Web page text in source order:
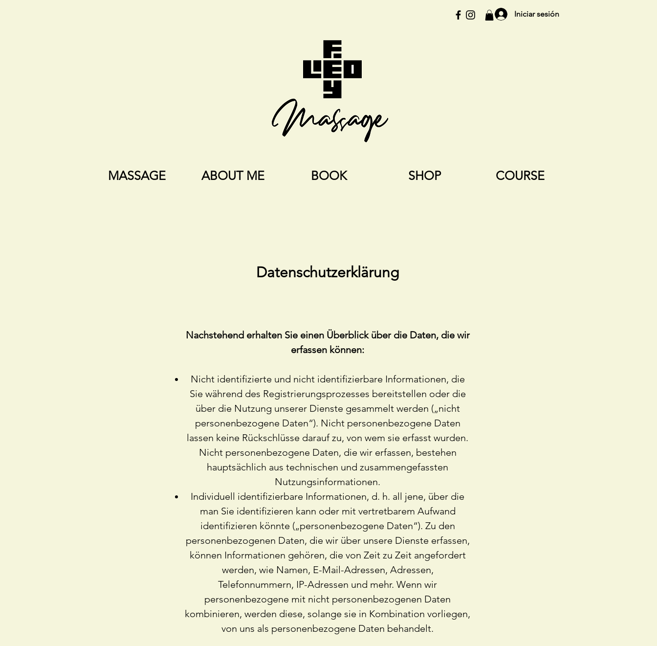
Iniciar sesión
MASSAGE ABOUT ME BOOK SHOP COURSE
Datenschutzerklärung
Nachstehend erhalten Sie einen Überblick über die Daten, die wir
erfassen können:
Nicht identifizierte und nicht identifizierbare Informationen, die
Sie während des Registrierungsprozesses bereitstellen oder die
über die Nutzung unserer Dienste gesammelt werden („nicht
personenbezogene Daten“). Nicht personenbezogene Daten
lassen keine Rückschlüsse darauf zu, von wem sie erfasst wurden.
Nicht personenbezogene Daten, die wir erfassen, bestehen
hauptsächlich aus technischen und zusammengefassten
Nutzungsinformationen.
Individuell identifizierbare Informationen, d. h. all jene, über die
man Sie identifizieren kann oder mit vertretbarem Aufwand
identifizieren könnte („personenbezogene Daten“). Zu den
personenbezogenen Daten, die wir über unsere Dienste erfassen,
können Informationen gehören, die von Zeit zu Zeit angefordert
werden, wie Namen, E-Mail-Adressen, Adressen,
Telefonnummern, IP-Adressen und mehr. Wenn wir
personenbezogene mit nicht personenbezogenen Daten
kombinieren, werden diese, solange sie in Kombination vorliegen,
von uns als personenbezogene Daten behandelt.